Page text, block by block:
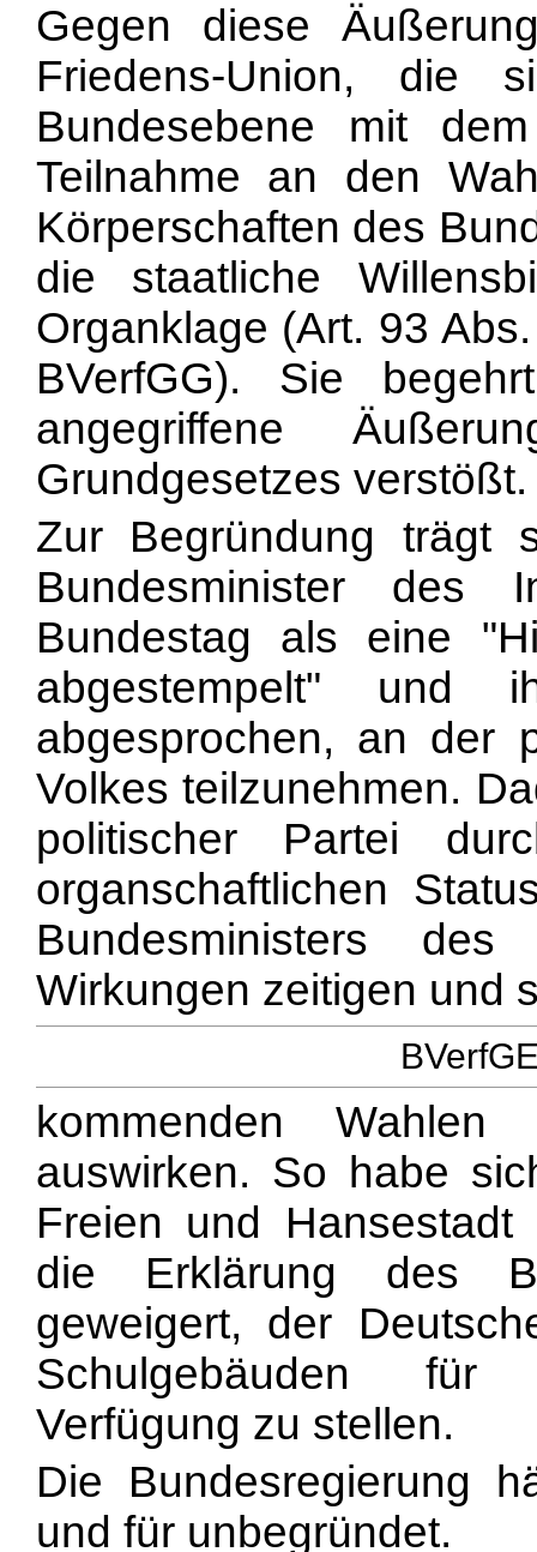
Gegen diese
Friedens-Union, die
Bundesebene mit
Teilnahme an den
Körperschaften des
die staatliche
Organklage (Art. 93
BVerfGG). Sie
angegriffene
Grundgesetzes verstößt.
Zur Begründung trägt
Bundesminister
Bundestag als eine
abgestempelt" und
abgesprochen, an der
Volkes teilzunehmen.
politischer Partei
organschaftlichen
Bundesministers
Wirkungen zeitigen und
kommenden
auswirken. So habe
Freien und
die Erklärung des
geweigert, der
Schulgebäuden für
Verfügung zu stellen.
Die Bundesregierung
und für unbegründet.